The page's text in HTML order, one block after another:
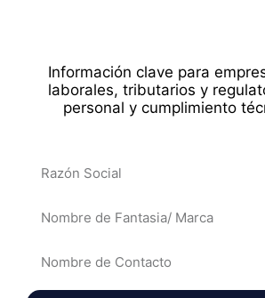
Información clave para
laborales, tributarios y
personal y cumplimiento